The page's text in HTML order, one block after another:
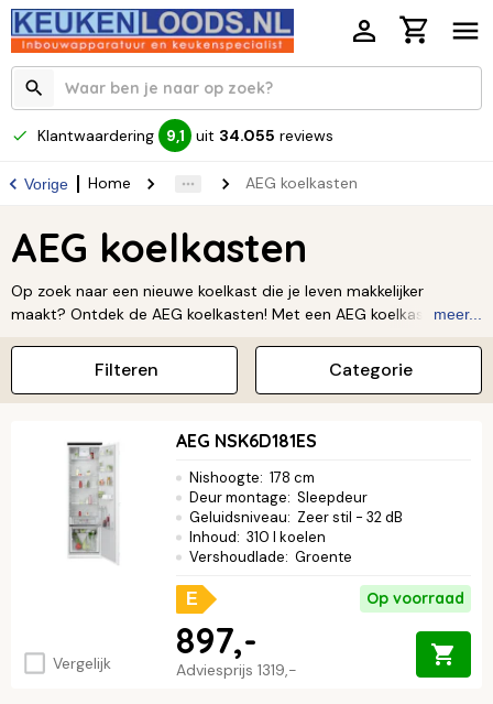
Klantwaardering 9,1 uit 34.055 reviews
Vorige Home AEG koelkasten
AEG koelkasten
Op zoek naar een nieuwe koelkast die je leven makkelijker
maakt? Ontdek de AEG koelkasten! Met een AEG koelkast kies je
houdt. Ze zijn ontworpen voor jouw gemak en helpen je om
voedselverspilling tegen te gaan. Bovendien zijn ze energiezuinig,
wat fijn is voor je portemonnee en het milieu. Ervaar zelf hoe een
AEG koelkast krachtige prestaties combineert met een prachtig
design. Vind de perfecte match voor jouw keuken.
meer...
Categorie
Filteren
Vergelijk
AEG NSK6D181ES
Nishoogte: 178 cm
Deur montage: Sleepdeur
Geluidsniveau: Zeer stil - 32 dB
Inhoud: 310 l koelen
Vershoudlade: Groente
E Op voorraad
Adviesprijs 1319,-
897,-